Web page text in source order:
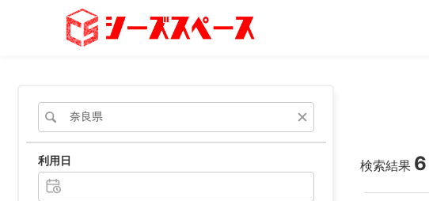
スペースをさがす
条件から探す
検索結果 6
利用日